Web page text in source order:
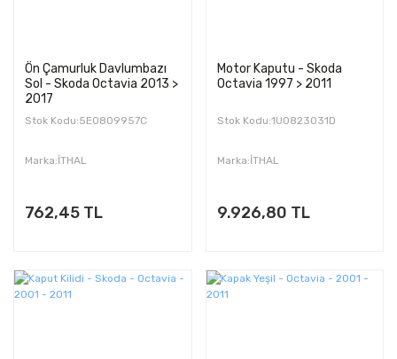
Ön Çamurluk Davlumbazı
Sol - Skoda Octavia 2013 >
2017
Stok Kodu:5E0809957C
Marka:İTHAL
762,45 TL
Motor Kaputu - Skoda
Octavia 1997 > 2011
Stok Kodu:1U0823031D
Marka:İTHAL
9.926,80 TL